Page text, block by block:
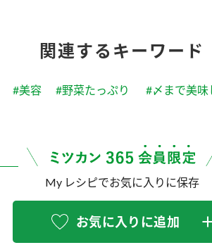
関連するキーワード
#美容 #野菜たっぷり #〆まで美
My レシピでお気に入りに保存
お気に入りに追加